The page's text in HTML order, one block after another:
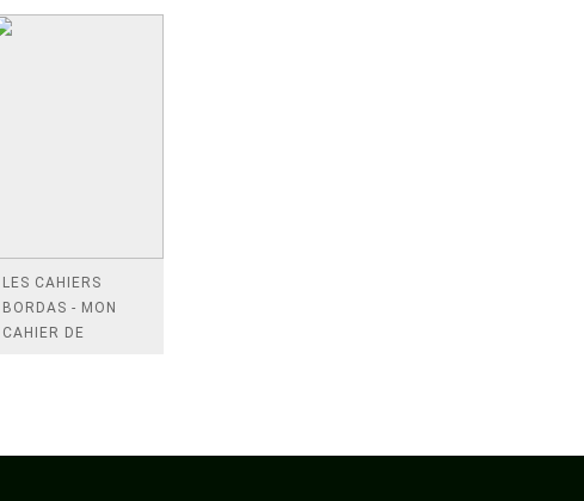
LES CAHIERS
BORDAS - MON
CAHIER DE